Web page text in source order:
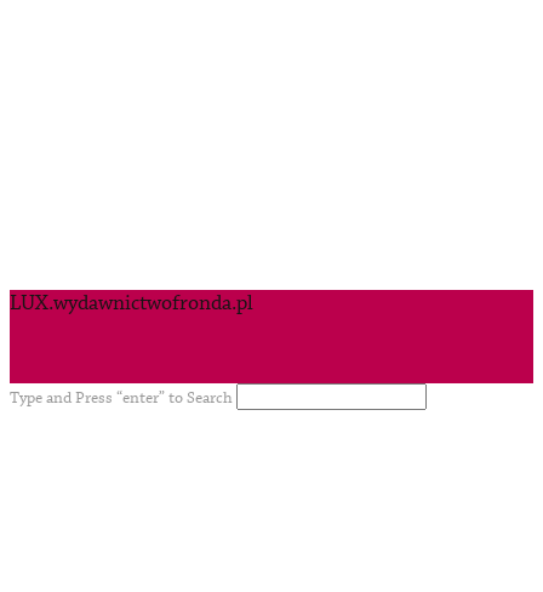
LUX.wydawnictwofronda.pl
Type and Press “enter” to Search